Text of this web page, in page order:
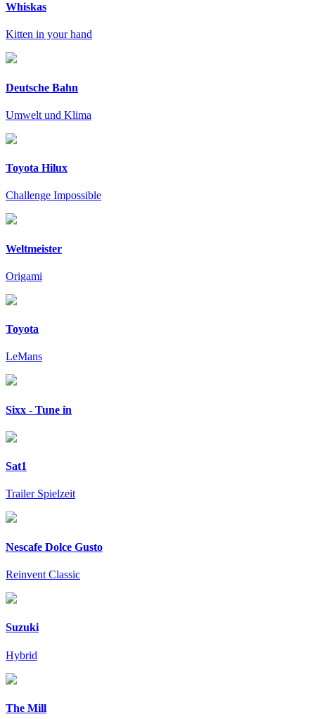
Whiskas
Kitten in your hand
Deutsche Bahn
Umwelt und Klima
Toyota Hilux
Challenge Impossible
Weltmeister
Origami
Toyota
LeMans
Sixx - Tune in
Sat1
Trailer Spielzeit
Nescafe Dolce Gusto
Reinvent Classic
Suzuki
Hybrid
The Mill